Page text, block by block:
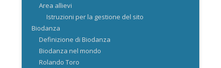
Area allievi
Istruzioni per la gestione del sito
Biodanza
Definizione di Biodanza
Biodanza nel mondo
Rolando Toro